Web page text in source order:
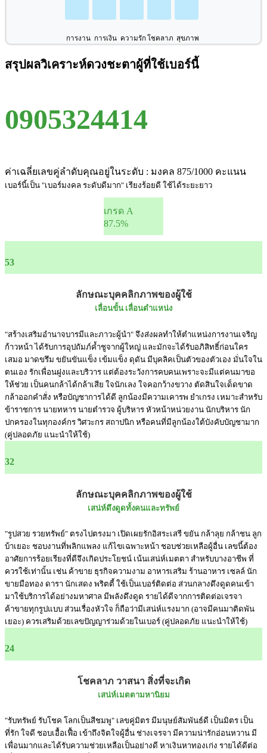
การงาน การเงิน ความรักโชคลาภ สุขภาพ
สรุปผลวิเคราะห์ดวงชะตาผู้ที่ใช้เบอร์นี้
0905324414
ค่าเฉลี่ยเลขคู่ลำดับคุณอยู่ในระดับ : มงคล 875/1000 คะแนน
เบอร์นี้เป็น "เบอร์มงคล ระดับดีมาก" เรียงร้อยดี ใช้ได้ระยะยาว
เกรด A
87.5%
53
ลักษณะบุคคลิกภาพของผู้ใช้
เลื่อนขั้น เลื่อนตำแหน่ง
"สร้างเสริมอำนาจบารมีและภาวะผู้นำ" จึงส่งผลทำให้ตำแหน่งการงานเจริญ
ก้าวหน้า ได้รับการอุปถัมภ์ค้ำชูจากผู้ใหญ่ และมักจะได้รับอภิสิทธิ์ก่อนใคร
เสมอ มาดขรึม ขยันขันแข็ง เข้มแข็ง ดุดัน มีบุคลิคเป็นตัวของตัวเอง มั่นใจใน
ตนเอง รักเพื่อนฝูงและบริวาร แต่ต้องระวังการคบคนเพราะจะมีแต่คนมาขอ
ให้ช่วย เป็นคนกล้าได้กล้าเสีย ใจนักเลง ใจคอกว้างขวาง ตัดสินใจเด็ดขาด
กล้าออกคำสั่ง หรือบัญชาการได้ดี ลูกน้องมีความเคารพ ยำเกรง เหมาะสำหรับ
ข้าราชการ นายทหาร นายตำรวจ ผู้บริหาร หัวหน้าหน่วยงาน นักบริหาร นัก
ปกครองในทุกองค์กร วิศวะกร สถาปนิก หรือคนที่มีลูกน้องใต้บังคับบัญชามาก
(คู่ปลอดภัย แนะนำให้ใช้)
32
ลักษณะบุคคลิกภาพของผู้ใช้
เสน่ห์ดึงดูดทั้งคนและทรัพย์
"รูปสวย รวยทรัพย์" ตรงไปตรงมา เปิดเผยรักอิสระเสรี ขยัน กล้าลุย กล้าชน ลูก
บ้าเยอะ ชอบงานที่พลิกแพลง แก้ไขเฉพาะหน้า ชอบช่วยเหลือผู้อื่น เลขนี้ต้อง
อาศัยการร้อยเรียงที่ดีจึงเกิดประโยชน์ เน้นเสน่ห์เมตตา สำหรับบางอาชีพ ที่
ควรใช้เท่านั้น เช่น ค้าขาย ธุรกิจความงาม อาหารเสริม ร้านอาหาร เซลล์ นัก
ขายมือทอง ดารา นักเสดง พริตตี้ ใช้เป็นเบอร์ติดต่อ ส่วนกลางดึงดูดคนเข้า
มาใช้บริการได้อย่างมหาศาล มีพลังดึงดูด รายได้ดีจากการติดต่อเจรจา
ค้าขายทุกรูปแบบ ส่วนเรื่องหัวใจ ก็ถือว่ามีเสน่ห์แรงมาก (อาจมีคนมาติดพัน
เยอะ) ควรเสริมด้วยเลขปัญญาร่วมด้วยในเบอร์ (คู่ปลอดภัย แนะนำให้ใช้)
24
โชคลาภ วาสนา สิ่งที่จะเกิด
เสน่ห์เมตตามหานิยม
"รับทรัพย์ รับโชค โลกเป็นสีชมพู" เลขคู่มิตร มีมนุษย์สัมพันธ์ดี เป็นมิตร เป็น
ที่รัก ใจดี ชอบเอื้อเฟื้อ เข้าถึงจิตใจผู้อื่น ช่างเจรจา มีความน่ารักอ่อนหวาน มี
เพื่อนมากและได้รับความช่วยเหลือเป็นอย่างดี หาเงินหาทองเก่ง รายได้ดีต่อ